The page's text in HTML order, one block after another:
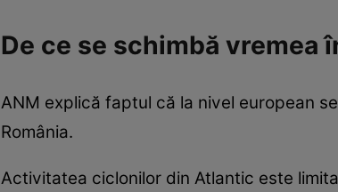
De ce se schimbă vremea
ANM explică faptul că la nivel european
România.
Activitatea ciclonilor din Atlantic este